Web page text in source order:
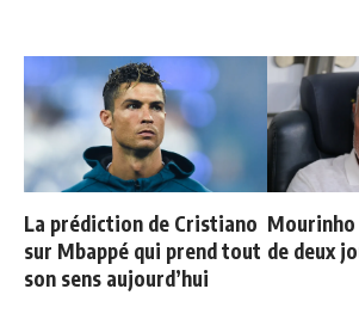
La prédiction de Cristiano
sur Mbappé qui prend tout
son sens aujourd’hui
Mourinho
de deux